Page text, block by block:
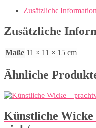
Wasser.Zusätzliche
Zusätzliche
Maße 11 × 11 × 15 cm
Ähnliche
Künstliche